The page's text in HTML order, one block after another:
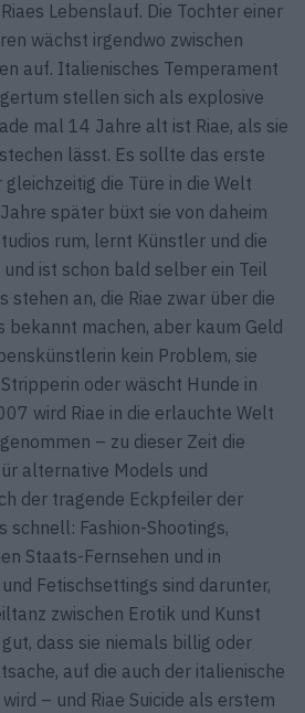
Lebenslauf. Die Tochter einer
wächst irgendwo zwischen
auf. Italienisches Temperament
stellen sich als explosive
mal 14 Jahre alt ist Riae, als sie
lässt. Es sollte das erste
die Türe in die Welt
später büxt sie von daheim
rum, lernt Künstler und die
ist schon bald selber ein Teil
stehen an, die Riae zwar über die
bekannt machen, aber kaum Geld
kein Problem, sie
oder wäscht Hunde in
wird Riae in die erlauchte Welt
– zu dieser Zeit die
alternative Models und
der tragende Eckpfeiler der
schnell: Fashion-Shootings,
Staats-Fernsehen und in
Fetischsettings sind darunter,
zwischen Erotik und Kunst
dass sie niemals billig oder
auf die auch der italienische
– und Riae Suicide als erstem